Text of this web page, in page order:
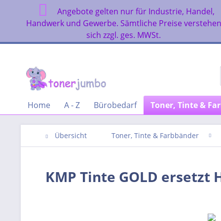
Angebote gelten nur für Industrie, Handel,
Handwerk und Gewerbe. Sämtliche Preise verstehen
sich zzgl. ges. MWSt.
Home A - Z Bürobedarf Toner, Tinte &
Übersicht Toner, Tinte & Farbbänder
KMP Tinte GOLD ersetzt